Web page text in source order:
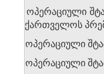
2. ოპერაციული
საქართველოს
3. ოპერაციული
4. ოპერაციული